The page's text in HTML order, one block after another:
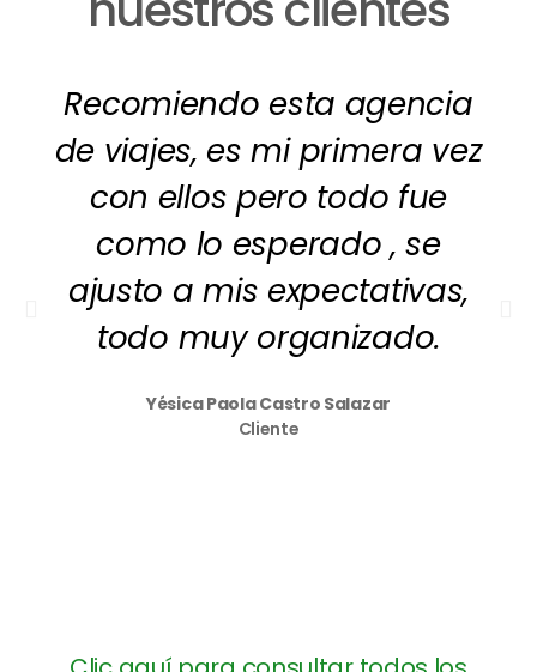
Recomiendo esta agencia
de viajes, es mi primera vez
con ellos pero todo fue
como lo esperado , se
ajusto a mis expectativas,
todo muy organizado.
Yésica Paola Castro Salazar
Cliente